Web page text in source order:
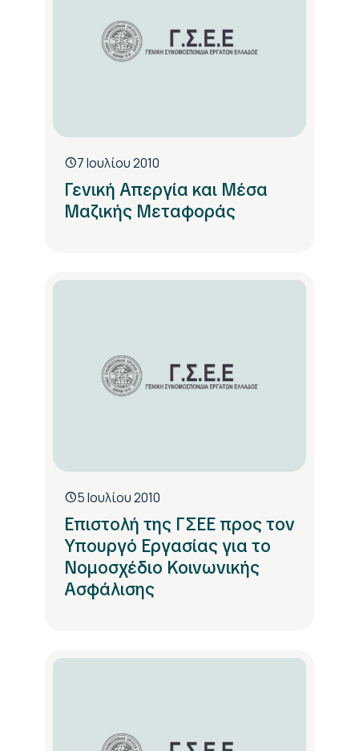
7 Ιουλίου 2010
Γενική Απεργία και Μέσα
Μαζικής Μεταφοράς
5 Ιουλίου 2010
Επιστολή της ΓΣΕΕ προς τον
Υπουργό Εργασίας για το
Νομοσχέδιο Κοινωνικής
Ασφάλισης